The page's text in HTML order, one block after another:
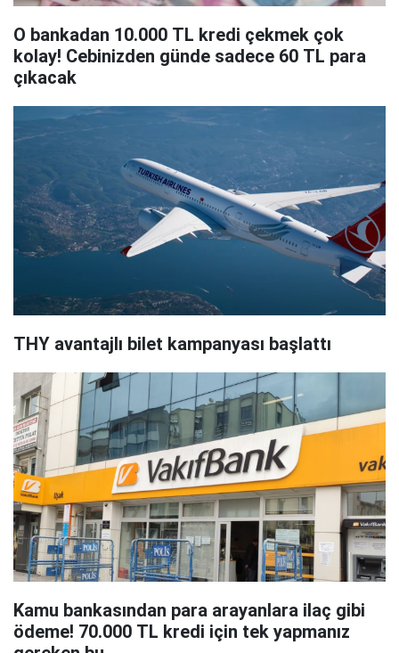
O bankadan 10.000 TL kredi çekmek çok
kolay! Cebinizden günde sadece 60 TL para
çıkacak
THY avantajlı bilet kampanyası başlattı
Kamu bankasından para arayanlara ilaç gibi
ödeme! 70.000 TL kredi için tek yapmanız